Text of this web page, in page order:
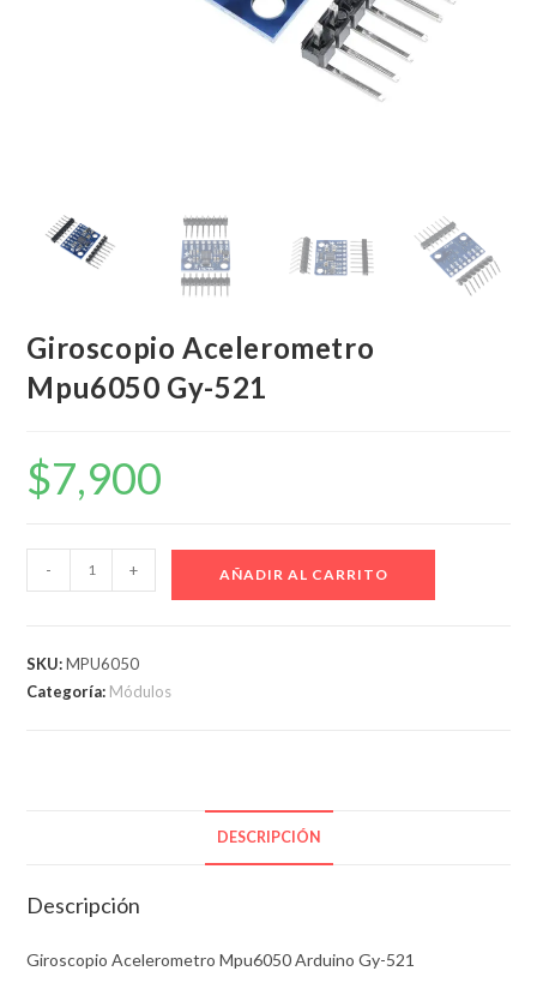
Giroscopio Acelerometro
Mpu6050 Gy-521
$7,900
Giroscopio
Acelerometro
521
- + AÑADIR AL CARRITO
SKU:MPU6050
Categoría: Módulos
DESCRIPCIÓN
Descripción
Giroscopio Acelerometro Mpu6050 Arduino Gy-521